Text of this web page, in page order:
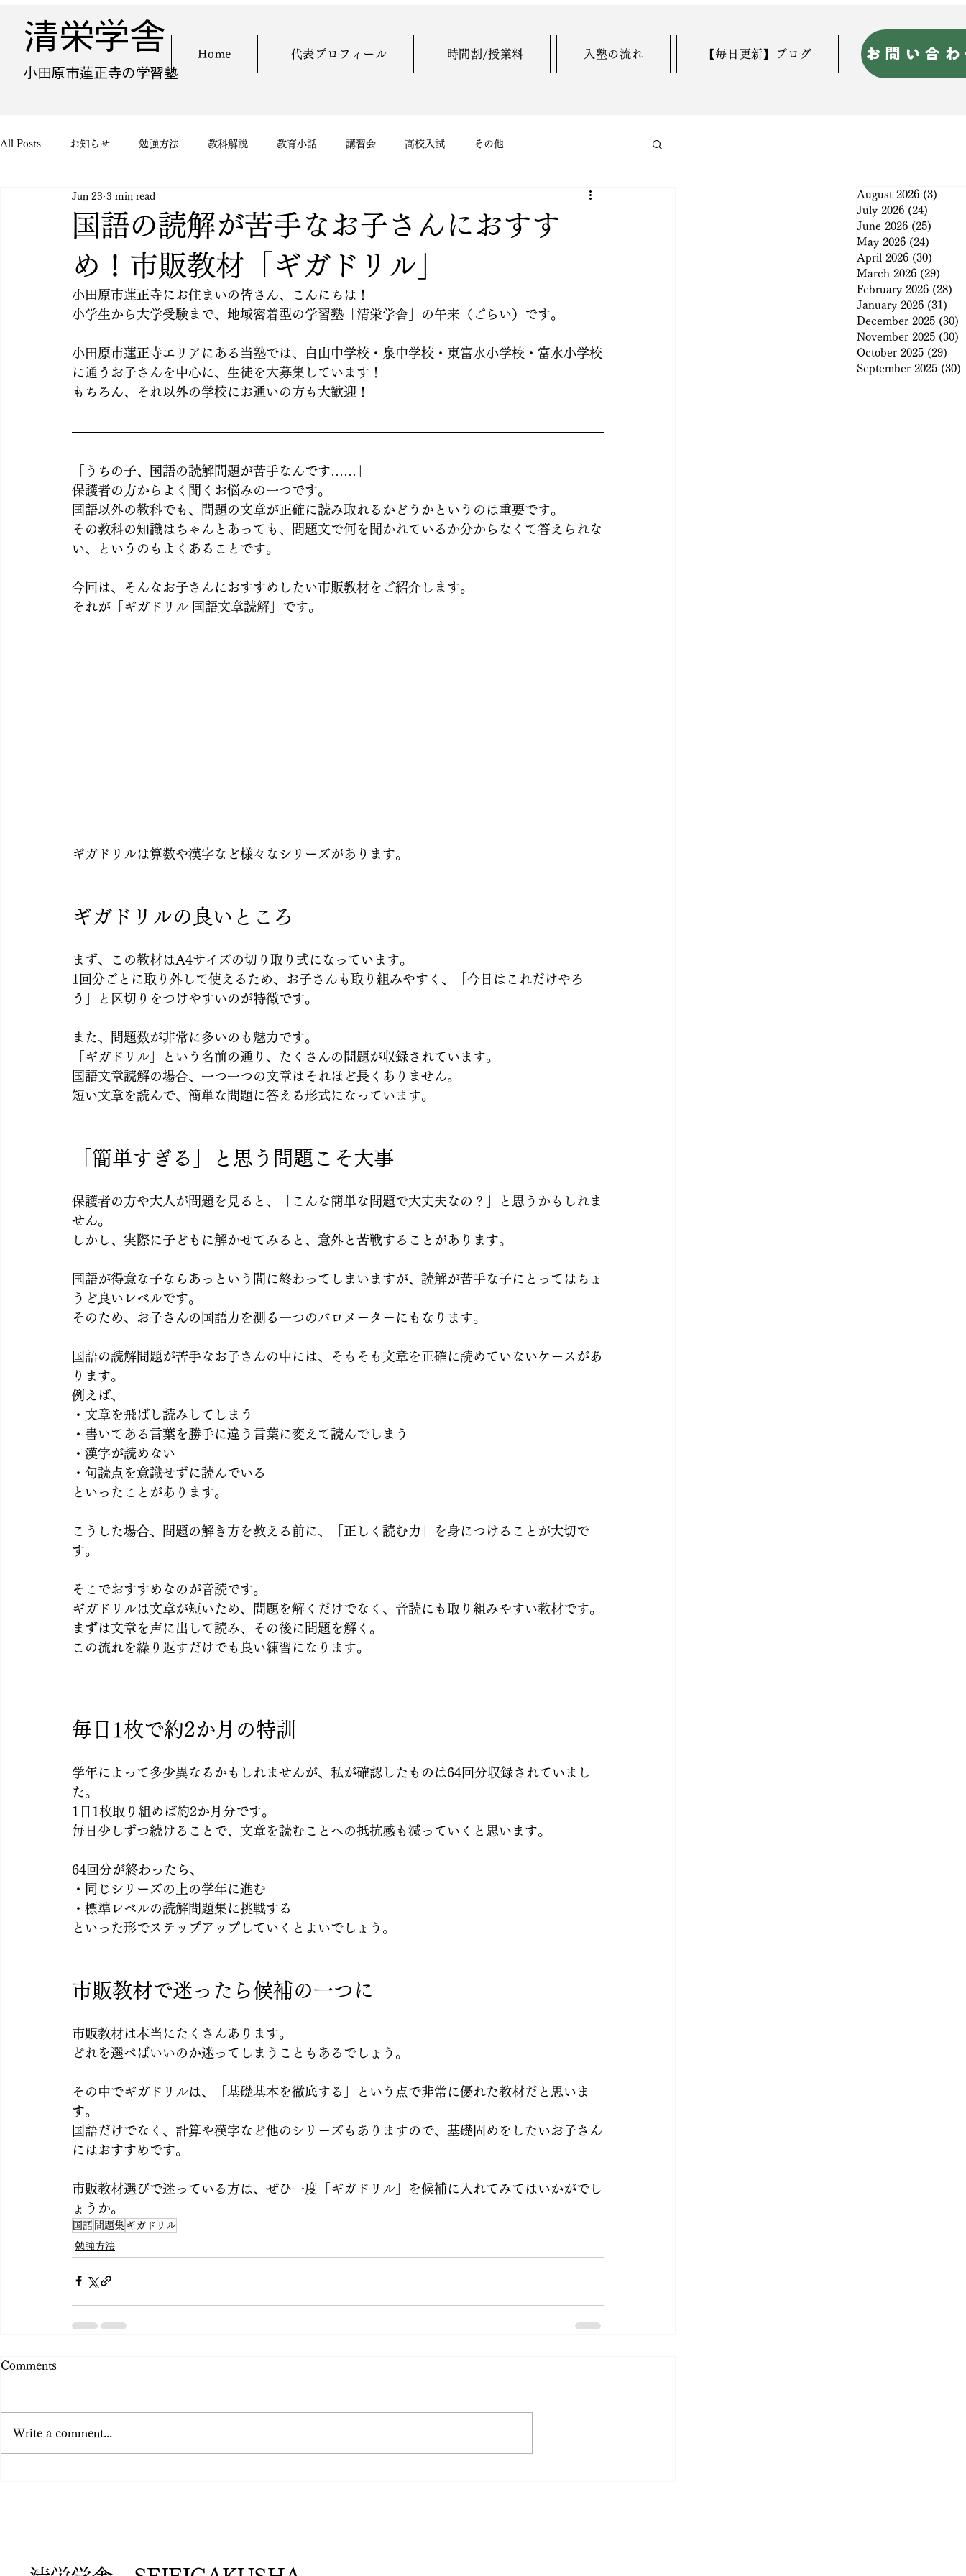
清栄学舎
​小田原市蓮正寺の学習塾
Home 代表プロフィール 時間割/授業料 入塾の流れ 【毎日更新】ブログ お問い合
All Posts お知らせ 勉強方法 教科解説 教育小話 講習会 高校入試 その他
国語の読解が苦手なお子さんにおすす
め！市販教材「ギガドリル」
Jun 23 3 min read
小田原市蓮正寺にお住まいの皆さん、こんにちは！
小学生から大学受験まで、地域密着型の学習塾「清栄学舎」の午来（ごらい）です。
小田原市蓮正寺エリアにある当塾では、白山中学校・泉中学校・東富水小学校・富水小学校
に通うお子さんを中心に、生徒を大募集しています！
もちろん、それ以外の学校にお通いの方も大歓迎！
「うちの子、国語の読解問題が苦手なんです……」
保護者の方からよく聞くお悩みの一つです。
国語以外の教科でも、問題の文章が正確に読み取れるかどうかというのは重要です。
その教科の知識はちゃんとあっても、問題文で何を聞かれているか分からなくて答えられな
い、というのもよくあることです。
今回は、そんなお子さんにおすすめしたい市販教材をご紹介します。
それが「ギガドリル 国語文章読解」です。
ギガドリルは算数や漢字など様々なシリーズがあります。
ギガドリルの良いところ
まず、この教材はA4サイズの切り取り式になっています。
1回分ごとに取り外して使えるため、お子さんも取り組みやすく、「今日はこれだけやろ
う」と区切りをつけやすいのが特徴です。
また、問題数が非常に多いのも魅力です。
「ギガドリル」という名前の通り、たくさんの問題が収録されています。
国語文章読解の場合、一つ一つの文章はそれほど長くありません。
短い文章を読んで、簡単な問題に答える形式になっています。
「簡単すぎる」と思う問題こそ大事
保護者の方や大人が問題を見ると、「こんな簡単な問題で大丈夫なの？」と思うかもしれま
せん。
しかし、実際に子どもに解かせてみると、意外と苦戦することがあります。
国語が得意な子ならあっという間に終わってしまいますが、読解が苦手な子にとってはちょ
うど良いレベルです。
そのため、お子さんの国語力を測る一つのバロメーターにもなります。
国語の読解問題が苦手なお子さんの中には、そもそも文章を正確に読めていないケースがあ
ります。
例えば、
・文章を飛ばし読みしてしまう
・書いてある言葉を勝手に違う言葉に変えて読んでしまう
・漢字が読めない
・句読点を意識せずに読んでいる
といったことがあります。
こうした場合、問題の解き方を教える前に、「正しく読む力」を身につけることが大切で
す。
そこでおすすめなのが音読です。
ギガドリルは文章が短いため、問題を解くだけでなく、音読にも取り組みやすい教材です。
まずは文章を声に出して読み、その後に問題を解く。
この流れを繰り返すだけでも良い練習になります。
毎日1枚で約2か月の特訓
学年によって多少異なるかもしれませんが、私が確認したものは64回分収録されていまし
た。
1日1枚取り組めば約2か月分です。
毎日少しずつ続けることで、文章を読むことへの抵抗感も減っていくと思います。
64回分が終わったら、
・同じシリーズの上の学年に進む
・標準レベルの読解問題集に挑戦する
といった形でステップアップしていくとよいでしょう。
市販教材で迷ったら候補の一つに
市販教材は本当にたくさんあります。
どれを選べばいいのか迷ってしまうこともあるでしょう。
その中でギガドリルは、「基礎基本を徹底する」という点で非常に優れた教材だと思いま
す。
国語だけでなく、計算や漢字など他のシリーズもありますので、基礎固めをしたいお子さん
にはおすすめです。
市販教材選びで迷っている方は、ぜひ一度「ギガドリル」を候補に入れてみてはいかがでし
ょうか。
国語 問題集 ギガドリル
勉強方法
Comments
Write a comment...
August 2026 (3)
July 2026 (24)
June 2026 (25)
May 2026 (24)
April 2026 (30)
March 2026 (29)
February 2026 (28)
January 2026 (31)
December 2025 (30)
November 2025 (30)
October 2025 (29)
September 2025 (30)